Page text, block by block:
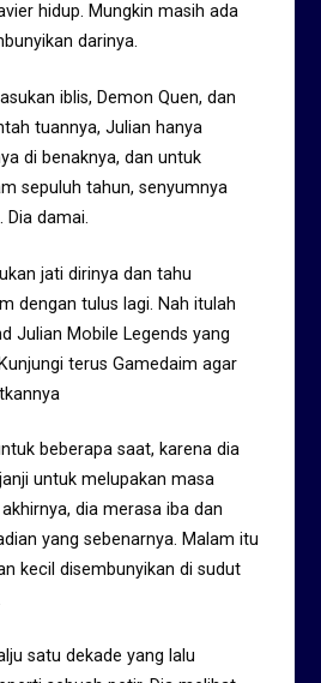
hidup. Mungkin masih ada
darinya.
iblis, Demon Quen, dan
tuannya, Julian hanya
di benaknya, dan untuk
sepuluh tahun, senyumnya
Dia damai.
jati dirinya dan tahu
dengan tulus lagi. Nah itulah
Julian Mobile Legends yang
terus Gamedaim agar
beberapa saat, karena dia
untuk melupakan masa
dia merasa iba dan
yang sebenarnya. Malam itu
kecil disembunyikan di sudut
satu dekade yang lalu